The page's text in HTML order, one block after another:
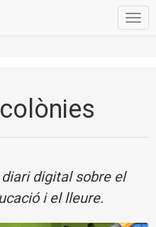
digital sobre el
i el lleure.